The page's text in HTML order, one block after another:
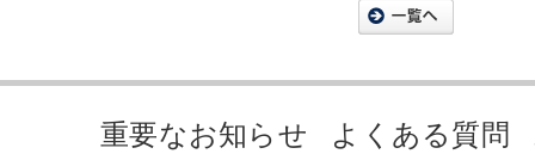
重要なお知らせ よくある質問